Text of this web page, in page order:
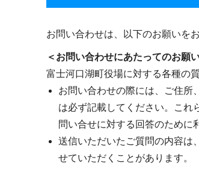
お問い合わせは、以下のお願いを
＜お問い合わせにあたってのお願
富士河口湖町役場に対する各種の
お問い合わせの際には、ご住所
は必ず記載してください。これ
問い合せに対する回答のために
送信いただいたご質問の内容は
せていただくことがあります。